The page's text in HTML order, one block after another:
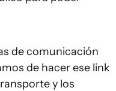
de comunicación
de hacer ese link
y los